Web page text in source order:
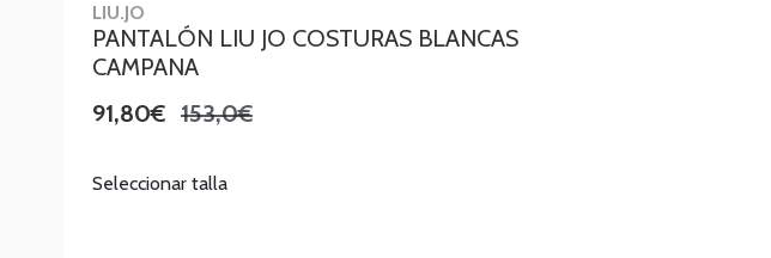
LIU.JO
PANTALÓN LIU JO COSTURAS BLANCAS
CAMPANA
91,80€ 153,0€
Seleccionar talla